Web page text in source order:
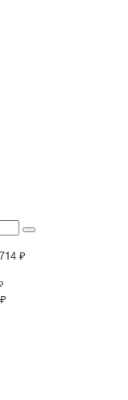
714 ₽